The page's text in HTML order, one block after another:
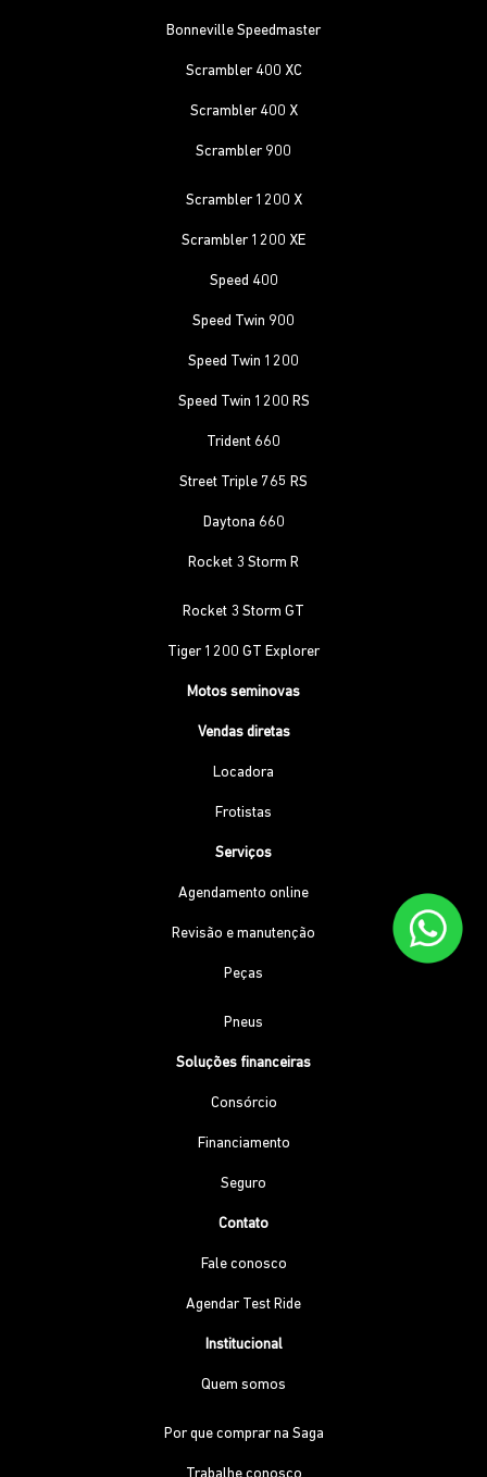
Bonneville Speedmaster
Scrambler 400 XC
Scrambler 400 X
Scrambler 900
Scrambler 1200 X
Scrambler 1200 XE
Speed 400
Speed Twin 900
Speed Twin 1200
Speed Twin 1200 RS
Trident 660
Street Triple 765 RS
Daytona 660
Rocket 3 Storm R
Rocket 3 Storm GT
Tiger 1200 GT Explorer
Motos seminovas
Vendas diretas
Locadora
Frotistas
Serviços
Agendamento online
Revisão e manutenção
Peças
Pneus
Soluções financeiras
Consórcio
Financiamento
Seguro
Contato
Fale conosco
Agendar Test Ride
Institucional
Quem somos
Por que comprar na Saga